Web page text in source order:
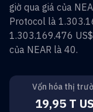
giờ qua giá của
Protocol là
1.303.169.476 US$
của NEAR là 40.
Vốn hóa thị
19,95 T